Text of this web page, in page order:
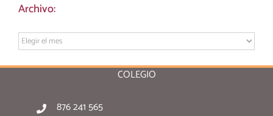
Archivo:
Archivo:
COLEGIO
876 241 565